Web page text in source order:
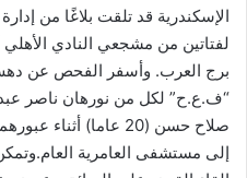
الإسكندرية قد تلقت بلاغًا من
لفتاتين من مشجعي النادي الأهلي
برج العرب. وأسفر الفحص عن
صلاح حسن (20 عاما)
إلى مستشفى العامرية